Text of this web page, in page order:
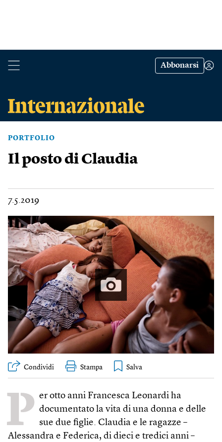
Abbonarsi
PORTFOLIO
Il posto di Claudia
7.5.2019
Condividi Stampa
P er otto anni Francesca Leonardi ha
documentato la vita di una donna e delle
sue due figlie. Claudia e le ragazze –
Alessandra e Federica, di dieci e tredici anni –